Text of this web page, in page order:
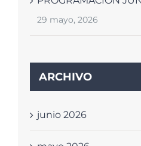
29 mayo, 2026
ARCHIVO
junio 2026